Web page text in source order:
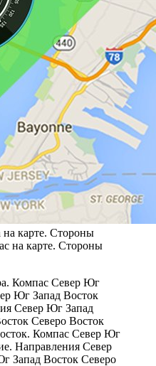
на карте. Стороны
на карте. Стороны
Компас Север Юг
Направления Север
Запад Восток Северо